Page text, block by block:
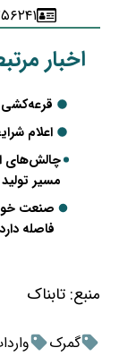
۶۲۴۱
اخبار
قرعه‌کشی ۱۰ هزار خودرو وارداتی فردا برگزار می‌شود
اعلام
چالش‌های
مسیر
صنعت
فاصله دارد
منبع: تابناک
گمرک